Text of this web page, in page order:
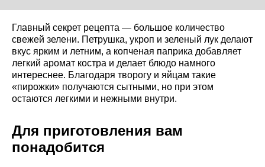
Главный секрет рецепта — большое количество
свежей зелени. Петрушка, укроп и зеленый лук делают
вкус ярким и летним, а копченая паприка добавляет
легкий аромат костра и делает блюдо намного
интереснее. Благодаря творогу и яйцам такие
«пирожки» получаются сытными, но при этом
остаются легкими и нежными внутри.
Для приготовления вам
понадобится